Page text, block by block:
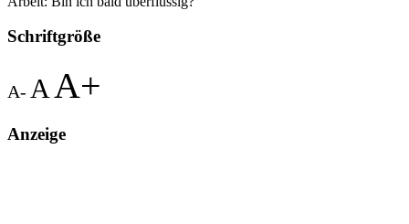
Schriftgröße
A- A A+
Anzeige